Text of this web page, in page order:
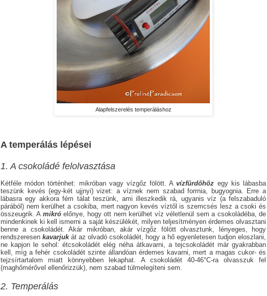
Alapfelszerelés temperáláshoz
A temperálás lépései
1. A csokoládé felolvasztása
Kétféle módon történhet: mikróban vagy vízgőz fölött. Avízfürdőhöz egy kis lábasba
teszünk kevés (egy-két ujjnyi) vizet: a víznek nem szabad forrnia, bugyognia. Erre a
lábasra egy akkora fém tálat teszünk, ami illeszkedik rá, ugyanis víz (a felszabaduló
párából) nem kerülhet a csokiba, mert nagyon kevés víztől is szemcsés lesz a csoki és
összeugrik. A mikróelőnye, hogy ott nem kerülhet víz véletlenül sem a csokoládéba, de
mindenkinek ki kell ismerni a saját készülékét, milyen teljesítményen érdemes olvasztani
benne a csokoládét. Akár mikróban, akár vízgőz fölött olvasztunk, lényeges, hogy
rendszeresen kavarjukát az olvadó csokoládét, hogy a hő egyenletesen tudjon eloszlani,
ne kapjon le sehol: étcsokoládét elég néha átkavarni, a tejcsokoládét már gyakrabban
kell, míg a fehér csokoládét szinte állandóan érdemes kavarni, mert a magas cukor- és
tejzsírtartalom miatt könnyebben lekaphat. A csokoládét 40-46°C-raolvasszuk fel
(maghőmérővel ellenőrizzük), nem szabad túlmelegíteni sem.
2. Temperálás